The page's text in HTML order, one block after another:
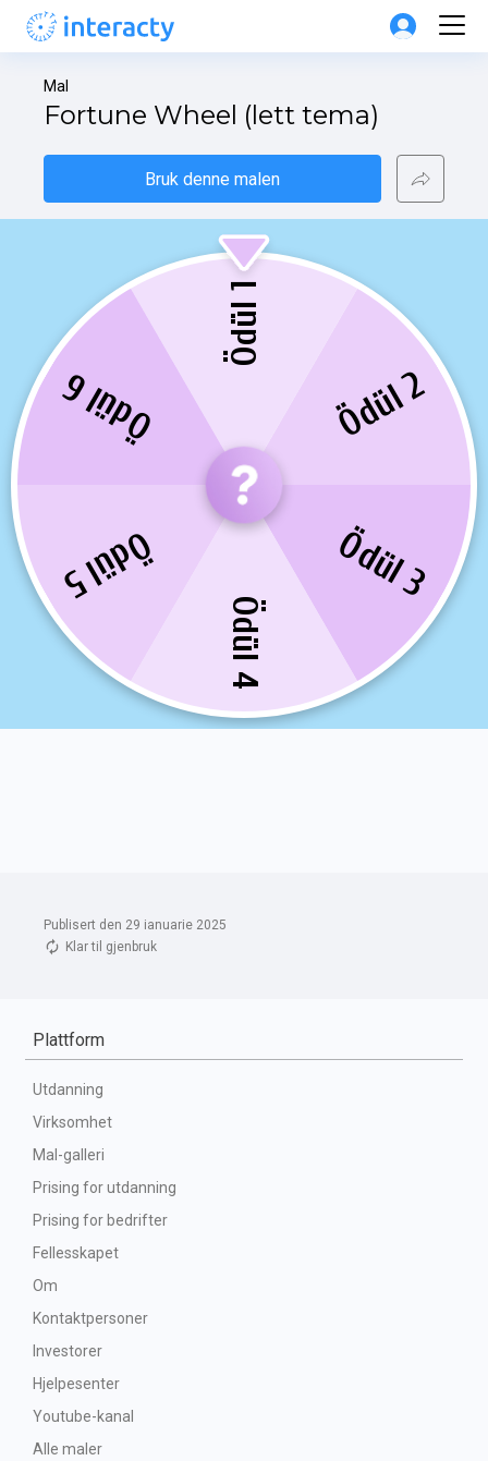
Publisert den 29 ianuarie 2025
Klar til gjenbruk
Mal
Fortune Wheel (lett tema)
Bruk denne malen
Plattform
Utdanning
Virksomhet
Mal-galleri
Prising for utdanning
Prising for bedrifter
Fellesskapet
Om
Kontaktpersoner
Investorer
Hjelpesenter
Youtube-kanal
Alle maler